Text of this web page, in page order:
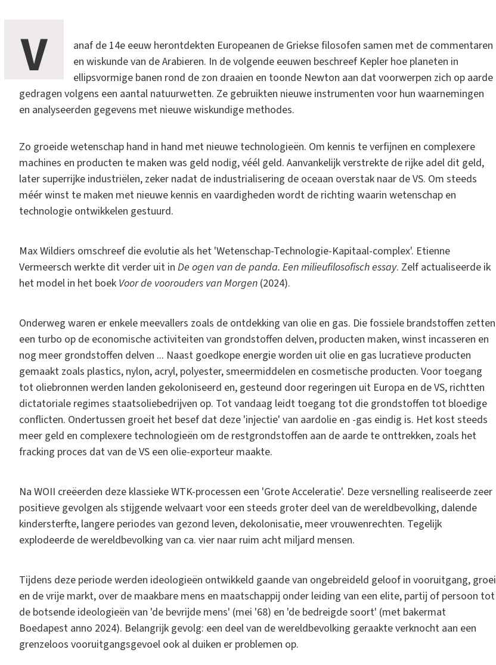
V
anaf de 14e eeuw herontdekten Europeanen de Griekse filosofen samen met de commentaren
en wiskunde van de Arabieren. In de volgende eeuwen beschreef Kepler hoe planeten in
ellipsvormige banen rond de zon draaien en toonde Newton aan dat voorwerpen zich op aarde
gedragen volgens een aantal natuurwetten. Ze gebruikten nieuwe instrumenten voor hun waarnemingen
en analyseerden gegevens met nieuwe wiskundige methodes.
Zo groeide wetenschap hand in hand met nieuwe technologieën. Om kennis te verfijnen en complexere
machines en producten te maken was geld nodig, véél geld. Aanvankelijk verstrekte de rijke adel dit geld,
later superrijke industriëlen, zeker nadat de industrialisering de oceaan overstak naar de VS. Om steeds
méér winst te maken met nieuwe kennis en vaardigheden wordt de richting waarin wetenschap en
technologie ontwikkelen gestuurd.
Max Wildiers omschreef die evolutie als het 'Wetenschap-Technologie-Kapitaal-complex'. Etienne
Vermeersch werkte dit verder uit in De ogen van de panda. Een milieufilosofisch essay. Zelf actualiseerde ik
het model in het boek Voor de voorouders van Morgen (2024).
Onderweg waren er enkele meevallers zoals de ontdekking van olie en gas. Die fossiele brandstoffen zetten
een turbo op de economische activiteiten van grondstoffen delven, producten maken, winst incasseren en
nog meer grondstoffen delven ... Naast goedkope energie worden uit olie en gas lucratieve producten
gemaakt zoals plastics, nylon, acryl, polyester, smeermiddelen en cosmetische producten. Voor toegang
tot oliebronnen werden landen gekoloniseerd en, gesteund door regeringen uit Europa en de VS, richtten
dictatoriale regimes staatsoliebedrijven op. Tot vandaag leidt toegang tot die grondstoffen tot bloedige
conflicten. Ondertussen groeit het besef dat deze 'injectie' van aardolie en -gas eindig is. Het kost steeds
meer geld en complexere technologieën om de restgrondstoffen aan de aarde te onttrekken, zoals het
fracking proces dat van de VS een olie-exporteur maakte.
Na WOII creëerden deze klassieke WTK-processen een 'Grote Acceleratie'. Deze versnelling realiseerde zeer
positieve gevolgen als stijgende welvaart voor een steeds groter deel van de wereldbevolking, dalende
kindersterfte, langere periodes van gezond leven, dekolonisatie, meer vrouwenrechten. Tegelijk
explodeerde de wereldbevolking van ca. vier naar ruim acht miljard mensen.
Tijdens deze periode werden ideologieën ontwikkeld gaande van ongebreideld geloof in vooruitgang, groei
en de vrije markt, over de maakbare mens en maatschappij onder leiding van een elite, partij of persoon tot
de botsende ideologieën van 'de bevrijde mens' (mei '68) en 'de bedreigde soort' (met bakermat
Boedapest anno 2024). Belangrijk gevolg: een deel van de wereldbevolking geraakte verknocht aan een
grenzeloos vooruitgangsgevoel ook al duiken er problemen op.